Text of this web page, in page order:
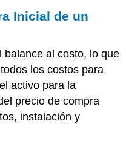
Inicial de un
balance al costo, lo que
los costos para
activo para la
precio de compra
instalación y